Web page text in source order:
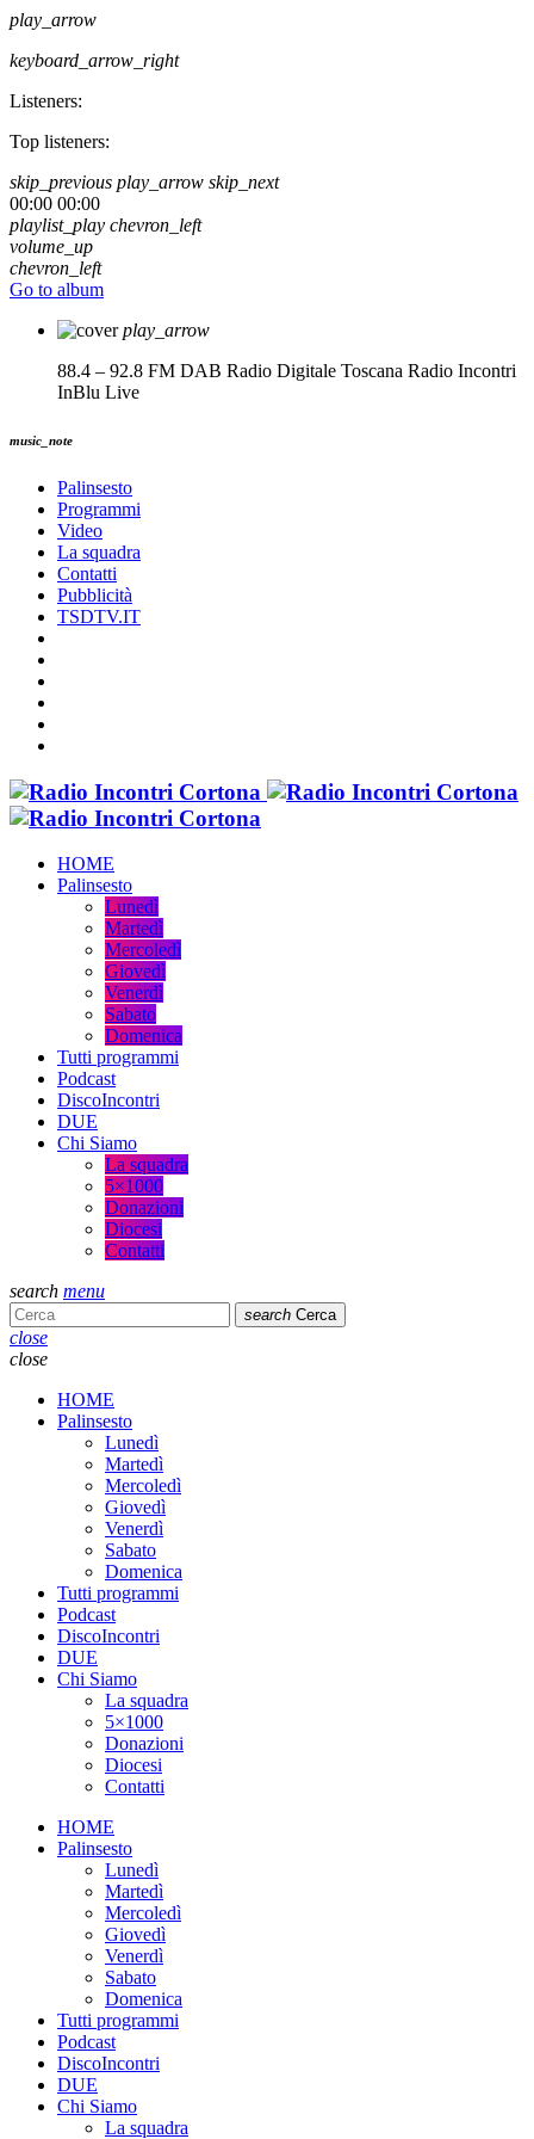
play_arrow
keyboard_arrow_right
Listeners:
Top listeners:
skip_previous play_arrow skip_next
00:00 00:00
playlist_play chevron_left
volume_up
chevron_left
Go to album
play_arrow
88.4 – 92.8 FM DAB Radio Digitale Toscana Radio Incontri
InBlu Live
music_note
Palinsesto
Programmi
Video
La squadra
Contatti
Pubblicità
TSDTV.IT
HOME
Palinsesto
Lunedì
Martedì
Mercoledì
Giovedì
Venerdì
Sabato
Domenica
Tutti programmi
Podcast
DiscoIncontri
DUE
Chi Siamo
La squadra
5×1000
Donazioni
Diocesi
Contatti
search menu
search Cerca
close
close
HOME
Palinsesto
Lunedì
Martedì
Mercoledì
Giovedì
Venerdì
Sabato
Domenica
Tutti programmi
Podcast
DiscoIncontri
DUE
Chi Siamo
La squadra
5×1000
Donazioni
Diocesi
Contatti
HOME
Palinsesto
Lunedì
Martedì
Mercoledì
Giovedì
Venerdì
Sabato
Domenica
Tutti programmi
Podcast
DiscoIncontri
DUE
Chi Siamo
La squadra